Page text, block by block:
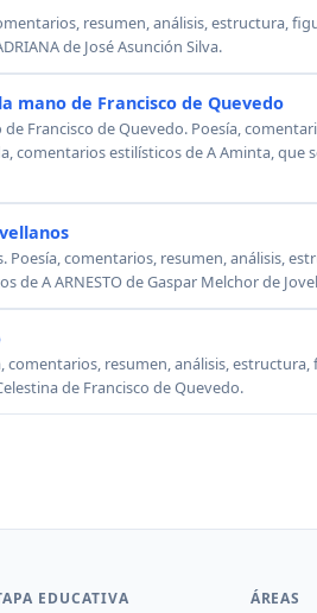
resumen, análisis, estructura,
de José Asunción Silva.
mano de Francisco de Quevedo
Francisco de Quevedo. Poesía,
comentarios estilísticos de A Aminta, que
Poesía, comentarios, resumen, análisis,
de A ARNESTO de Gaspar Melchor de
comentarios, resumen, análisis,
de Francisco de Quevedo.
EDUCATIVA ÁREAS